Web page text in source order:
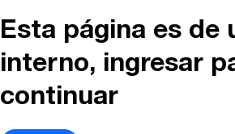
Esta página es de
interno, ingresar
continuar